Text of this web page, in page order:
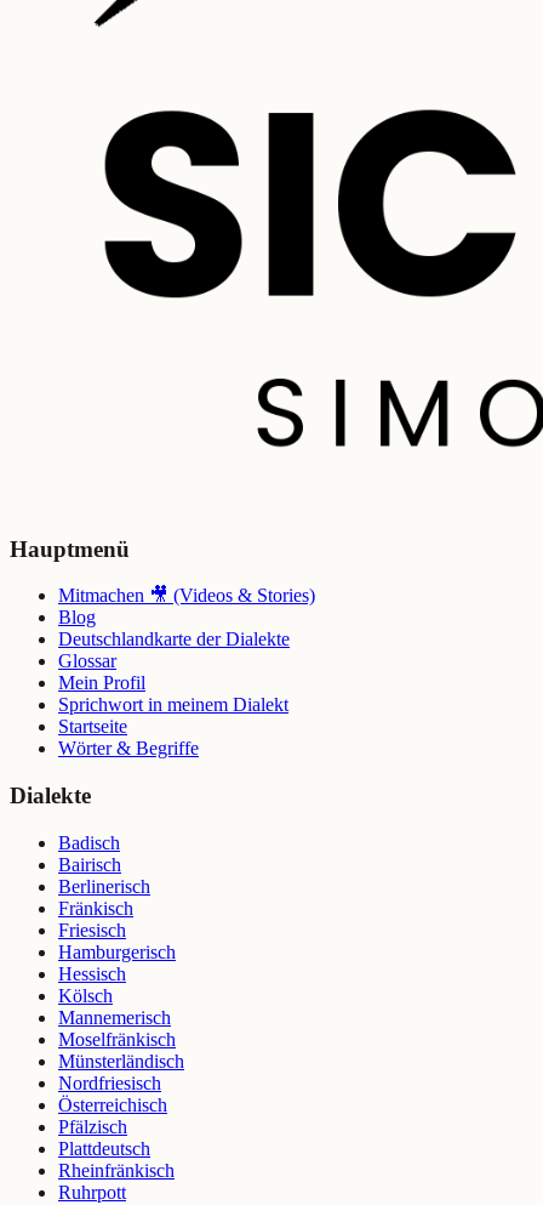
Hauptmenü
Mitmachen 🎥 (Videos & Stories)
Blog
Deutschlandkarte der Dialekte
Glossar
Mein Profil
Sprichwort in meinem Dialekt
Startseite
Wörter & Begriffe
Dialekte
Badisch
Bairisch
Berlinerisch
Fränkisch
Friesisch
Hamburgerisch
Hessisch
Kölsch
Mannemerisch
Moselfränkisch
Münsterländisch
Nordfriesisch
Österreichisch
Pfälzisch
Plattdeutsch
Rheinfränkisch
Ruhrpott